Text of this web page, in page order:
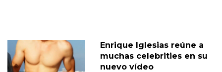
Enrique Iglesias reúne a
muchas celebrities en su
nuevo vídeo